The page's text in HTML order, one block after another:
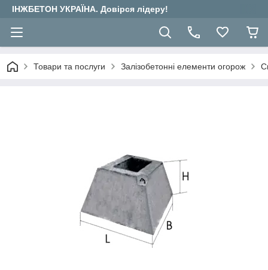
ІНЖБЕТОН УКРАЇНА. Довірся лідеру!
Товари та послуги Залізобетонні елементи огорож